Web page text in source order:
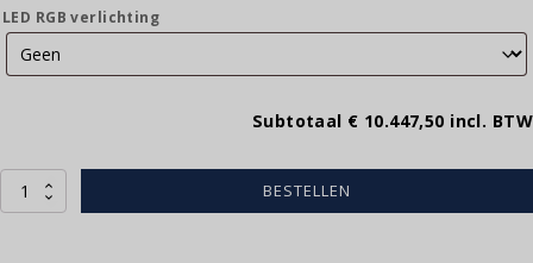
LED RGB verlichting
Subtotaal € 10.447,50 incl. BTW
Sauna
barrel
BESTELLEN